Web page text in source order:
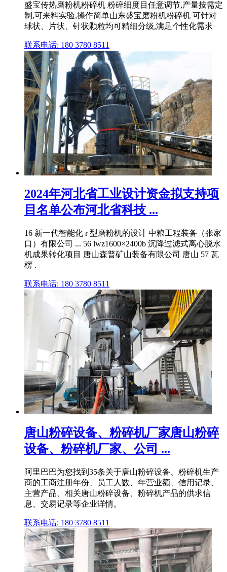
盛宝传热磨粉机粉碎机 粉碎细度目任意调节,产量按需定
制,可来料实验,操作简单山东盛宝磨粉机粉碎机 可针对
球状、片状、针状颗粒均可精细分级,满足个性化需求
联系电话: 180 3780 8511
2024年河北省工业设计资金拟支持项
目名单公布河北省科技 ...
16 新一代智能化 r 型磨粉机的设计 中粮工程装备（张家
口）有限公司 ... 56 lwz1600×2400b 沉降过滤式离心脱水
机成果转化项目 唐山森普矿山装备有限公司 唐山 57 瓦
楞 .
联系电话: 180 3780 8511
唐山粉碎设备、粉碎机厂家唐山粉碎
设备、粉碎机厂家、公司 ...
阿里巴巴为您找到35条关于唐山粉碎设备、粉碎机生产
商的工商注册年份、员工人数、年营业额、信用记录、
主营产品、相关唐山粉碎设备、粉碎机产品的供求信
息、交易记录等企业详情。
联系电话: 180 3780 8511